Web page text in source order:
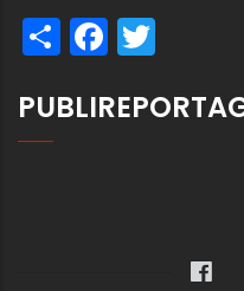
ShareFacebook